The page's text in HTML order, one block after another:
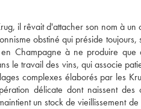
il rêvait d'attacher son nom à
obstiné qui préside
Champagne à ne produire
le travail des vins, qui associe
complexes élaborés par les
délicate dont naissent
un stock de vieillissement